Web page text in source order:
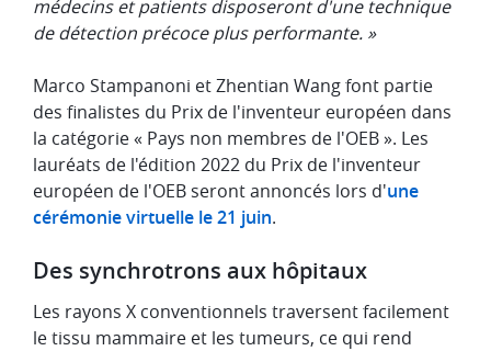
médecins et patients disposeront d'une technique
de détection précoce plus performante. »
Marco Stampanoni et Zhentian Wang font partie
des finalistes du Prix de l'inventeur européen dans
la catégorie « Pays non membres de l'OEB ». Les
lauréats de l'édition 2022 du Prix de l'inventeur
européen de l'OEB seront annoncés lors d'une
cérémonie virtuelle le 21 juin.
Des synchrotrons aux hôpitaux
Les rayons X conventionnels traversent facilement
le tissu mammaire et les tumeurs, ce qui rend